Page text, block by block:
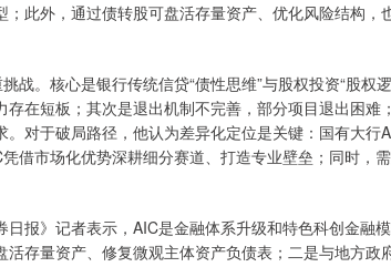
此外，通过债转股可盘活存量资产、优化风险结构，
。核心是银行传统信贷“债性思维”与股权投资“股权
在短板；其次是退出机制不完善，部分项目退出困难
对于破局路径，他认为差异化定位是关键：国有大行
借市场化优势深耕细分赛道、打造专业壁垒；同时，
》记者表示，AIC是金融体系升级和特色科创金融
存量资产、修复微观主体资产负债表；二是与地方政